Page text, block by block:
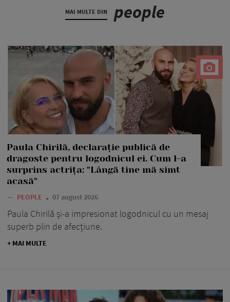
MAI MULTE DIN people
Paula Chirilă, declarație publică de
dragoste pentru logodnicul ei. Cum l-a
surprins actrița: "Lângă tine mă simt
acasă"
— PEOPLE 07 august 2026
Paula Chirilă și-a impresionat logodnicul cu un mesaj
superb plin de afecțiune.
+ MAI MULTE